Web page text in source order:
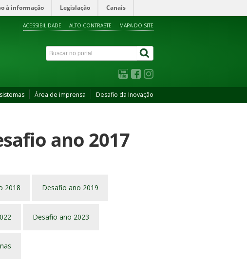
à informação Legislação Canais
ACESSIBILIDADE ALTO CONTRASTE MAPA DO SITE
Área de imprensa Desafio da Inovação
ano 2017
2018 Desafio ano 2019
Desafio ano 2023